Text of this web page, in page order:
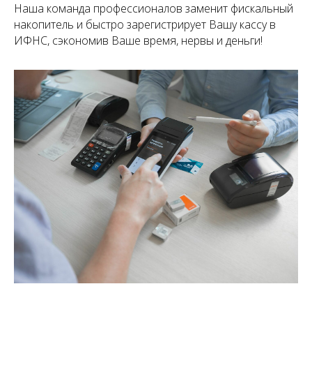
Наша команда профессионалов заменит фискальный
накопитель и быстро зарегистрирует Вашу кассу в
ИФНС, сэкономив Ваше время, нервы и деньги!